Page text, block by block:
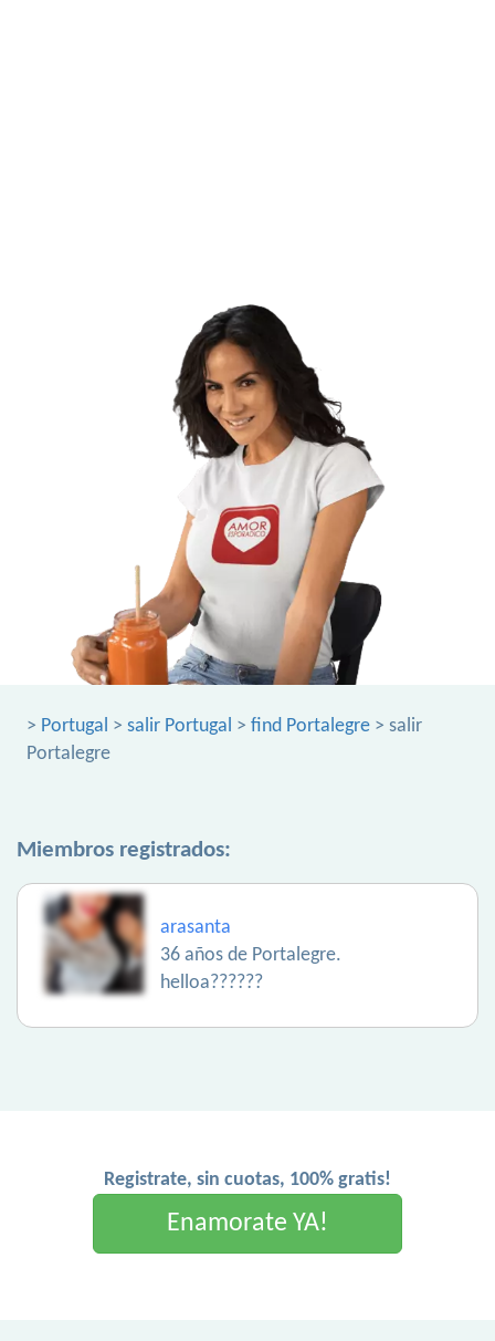
> Portugal > salir Portugal > find Portalegre > salir
Portalegre
Miembros registrados:
arasanta
36 años de Portalegre.
helloa??????
Registrate, sin cuotas, 100% gratis!
Enamorate YA!